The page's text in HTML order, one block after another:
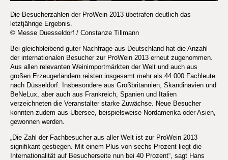
Die Besucherzahlen der ProWein 2013 übetrafen deutlich das
letztjährige Ergebnis.
© Messe Duesseldorf / Constanze Tillmann
Bei gleichbleibend guter Nachfrage aus Deutschland hat die Anzahl
der internationalen Besucher zur ProWein 2013 erneut zugenommen.
Aus allen relevanten Weinimportmärkten der Welt und auch aus
großen Erzeugerländern reisten insgesamt mehr als 44.000 Fachleute
nach Düsseldorf. Insbesondere aus Großbritannien, Skandinavien und
BeNeLux, aber auch aus Frankreich, Spanien und Italien
verzeichneten die Veranstalter starke Zuwächse. Neue Besucher
konnten zudem aus Übersee, beispielsweise Nordamerika oder Asien,
gewonnen werden.
„Die Zahl der Fachbesucher aus aller Welt ist zur ProWein 2013
signifikant gestiegen. Mit einem Plus von sechs Prozent liegt die
Internationalität auf Besucherseite nun bei 40 Prozent“, sagt Hans